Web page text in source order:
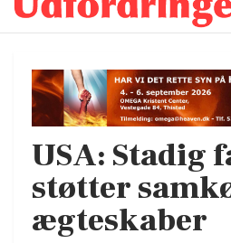
USA: Stadig
støtter
ægteskaber